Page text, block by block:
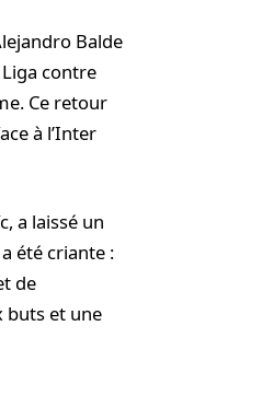
Balde
contre
Ce retour
à l’Inter
a laissé un
été criante :
de
buts et une